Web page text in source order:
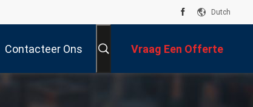
Dutch
Contacteer Ons Vraag Een Offerte